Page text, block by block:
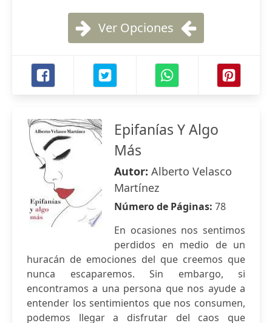
Ver Opciones
Epifanías Y Algo
Más
Autor: Alberto Velasco
Martínez
Número de Páginas: 78
En ocasiones nos sentimos
perdidos en medio de un
huracán de emociones del que creemos que
nunca escaparemos. Sin embargo, si
encontramos a una persona que nos ayude a
entender los sentimientos que nos consumen,
podemos llegar a disfrutar del caos que